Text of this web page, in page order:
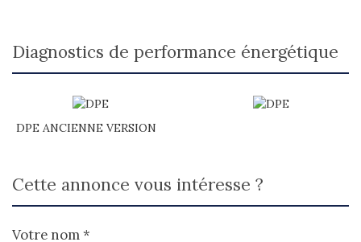
diagnostics de performance énergétique
DPE ANCIENNE VERSION
cette annonce vous intéresse ?
Votre nom *